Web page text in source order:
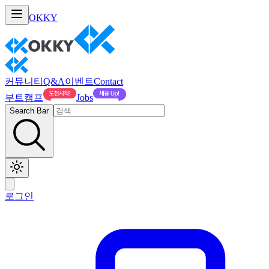
OKKY
커뮤니티 Q&A이벤트Contact
부트캠프
Jobs
Search Bar
로그인